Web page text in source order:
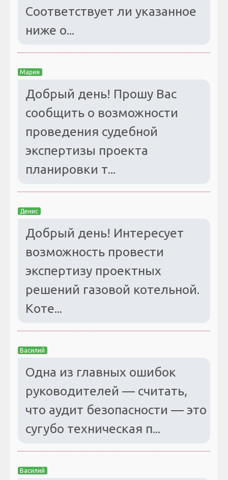
Соответствует ли указанное
ниже о...
Мария
Добрый день! Прошу Вас
сообщить о возможности
проведения судебной
экспертизы проекта
планировки т...
Денис
Добрый день! Интересует
возможность провести
экспертизу проектных
решений газовой котельной.
Коте...
Василий
Одна из главных ошибок
руководителей — считать,
что аудит безопасности — это
сугубо техническая п...
Василий